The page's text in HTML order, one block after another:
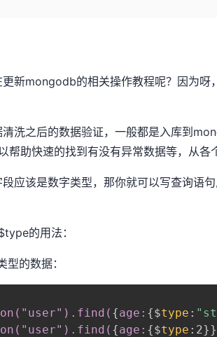
新mongodb的相关操作教程呢？因为呀
洗之后的数据验证，一般都是入库到
助快速的找到有没有异常数据等，从各
应该是数字类型，那你就可以写查询语
的用法：
的数据：
{age: {$type :
{age: {$type : 2}}